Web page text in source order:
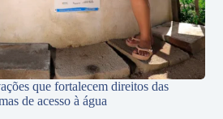
que fortalecem direitos das
de acesso à água